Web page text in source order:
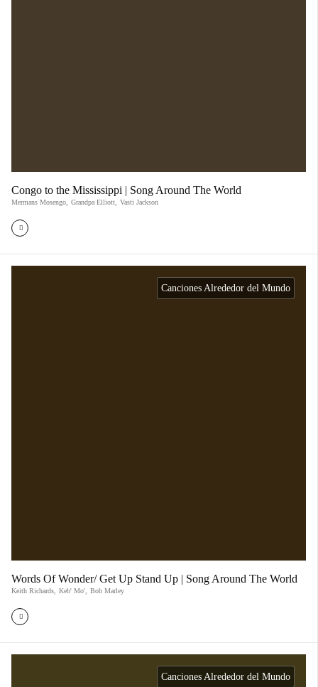
Congo to the Mississippi | Song Around The World
Mermans Mosengo Grandpa Elliott Vasti Jackson
Canciones Alrededor del Mundo
Words Of Wonder/ Get Up Stand Up | Song Around The World
Keith Richards Keb' Mo' Bob Marley
Canciones Alrededor del Mundo